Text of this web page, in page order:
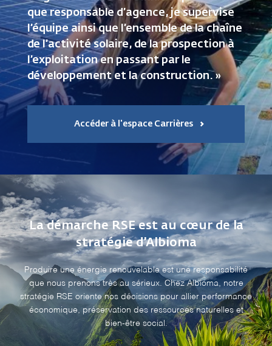
que responsable d’agence, je supervise
l’équipe ainsi que l’ensemble de la chaîne
de l’activité solaire, de la prospection à
l’exploitation en passant par le
développement et la construction. »
Accéder à l'espace Carrières
La démarche RSE est au cœur de la
stratégie d’Albioma
Produire une énergie renouvelable est une responsabilité
que nous prenons très au sérieux. Chez Albioma, notre
stratégie RSE oriente nos décisions pour allier performance
économique, préservation des ressources naturelles et
bien-être social.